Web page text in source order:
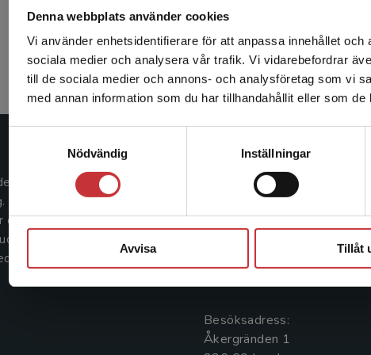
Denna webbplats använder cookies
Vi använder enhetsidentifierare för att anpassa innehållet
sociala medier och analysera vår trafik. Vi vidarebefordrar
till de sociala medier och annons- och analysföretag som vi
med annan information som du har tillhandahållit eller som
Nödvändig
Inställningar
Avvisa Tillåt
Det verkar som att du
enhet utanför Sverige. Vi
Sverige. För att kunna
leveransadressen vara i
1963 och är idag Sveriges
läromedel, kurslitteratur,
och digitala
hela kunskapsresan.
Kontakta oss
Kontakta oss
046-31 20 00
Box 141
221 00 Lund
Besöksadress:
Åkergränden 1